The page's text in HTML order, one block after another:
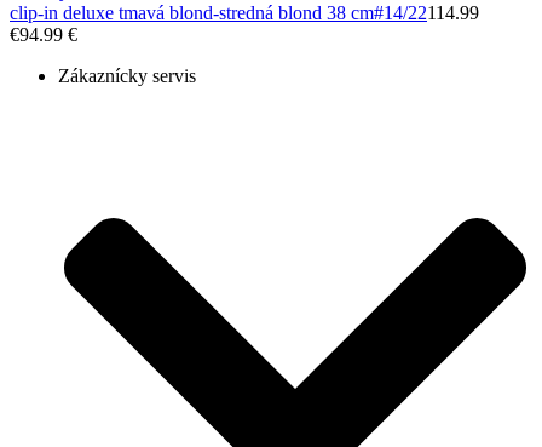
clip-in deluxe tmavá blond-stredná blond 38 cm#14/22114.99
€94.99 €
Zákaznícky servis